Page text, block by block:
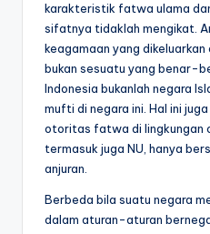
karakteristik fatwa ulama
sifatnya tidaklah mengikat.
keagamaan yang
bukan sesuatu yang benar-
Indonesia bukanlah negara
mufti di negara ini. Hal ini
otoritas fatwa di lingkungan
termasuk juga NU, hanya
anjuran.
Berbeda bila suatu negara
dalam aturan-aturan